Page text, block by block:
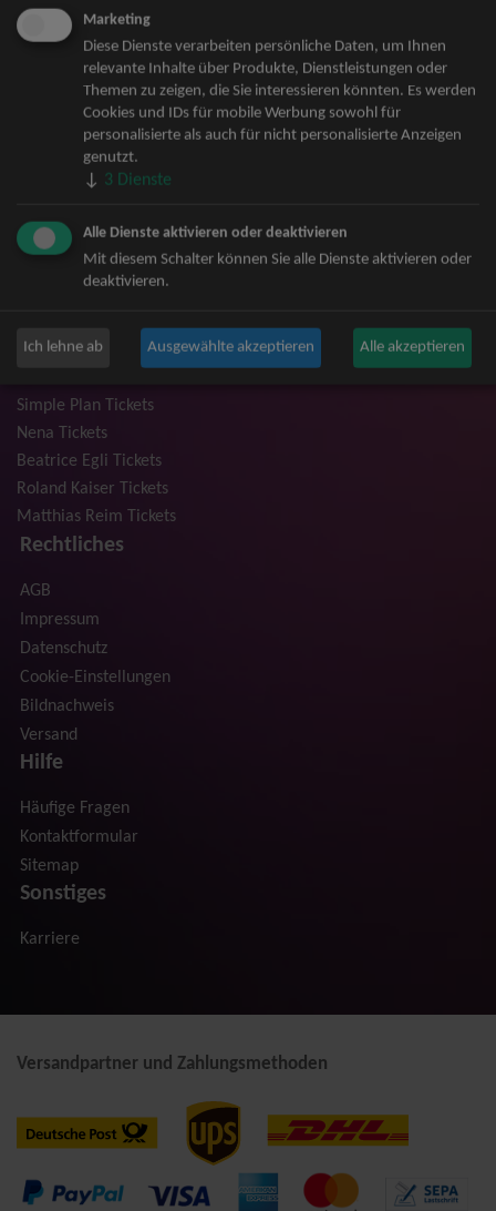
Deep Purple Tickets
Howard Carpendale Tickets
Jan Delay & Disko No.1 Tickets
Pur Tickets
Bob Dylan Tickets
Mark Forster Tickets
The Prodigy Tickets
Niedeckens BAP Tickets
Judas Priest Tickets
Trailerpark & Friends Tickets
Simple Plan Tickets
Nena Tickets
Beatrice Egli Tickets
Roland Kaiser Tickets
Matthias Reim Tickets
Rechtliches
AGB
Impressum
Datenschutz
Cookie-Einstellungen
Bildnachweis
Versand
Hilfe
Häufige Fragen
Kontaktformular
Sitemap
Sonstiges
Karriere
Versandpartner und Zahlungsmethoden
Marketing
Diese Dienste verarbeiten persönliche Daten, um Ihnen
relevante Inhalte über Produkte, Dienstleistungen oder
Themen zu zeigen, die Sie interessieren könnten. Es werden
Cookies und IDs für mobile Werbung sowohl für
personalisierte als auch für nicht personalisierte Anzeigen
genutzt.
↓ 3 Dienste
Alle Dienste aktivieren oder deaktivieren
Mit diesem Schalter können Sie alle Dienste aktivieren oder
deaktivieren.
Ich lehne ab Ausgewählte akzeptieren Alle akzeptieren